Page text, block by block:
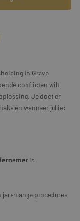
in Grave
conflicten wilt
Je doet er
wanneer jullie:
is
procedures